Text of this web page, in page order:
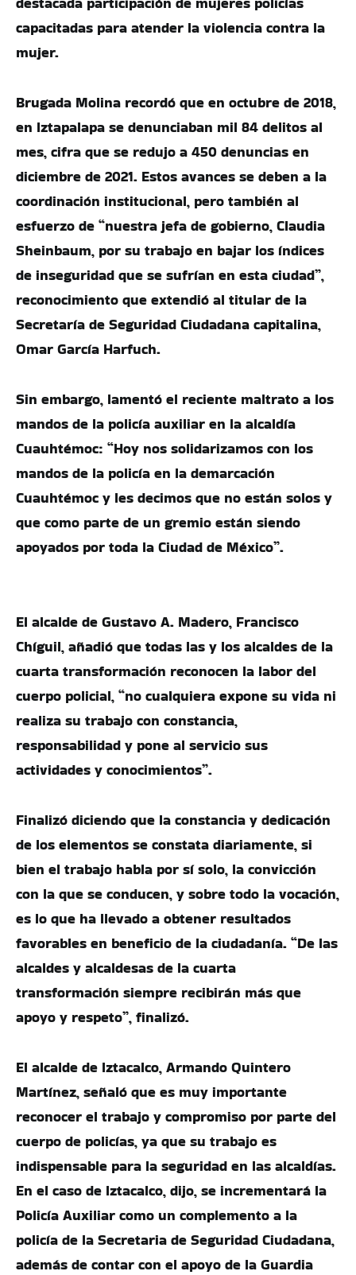
capacitadas para atender la violencia contra la
mujer.
Brugada Molina recordó que en octubre de 2018,
en Iztapalapa se denunciaban mil 84 delitos al
mes, cifra que se redujo a 450 denuncias en
diciembre de 2021. Estos avances se deben a la
coordinación institucional, pero también al
esfuerzo de “nuestra jefa de gobierno, Claudia
Sheinbaum, por su trabajo en bajar los índices
de inseguridad que se sufrían en esta ciudad”,
reconocimiento que extendió al titular de la
Secretaría de Seguridad Ciudadana capitalina,
Omar García Harfuch.
Sin embargo, lamentó el reciente maltrato a los
mandos de la policía auxiliar en la alcaldía
Cuauhtémoc: “Hoy nos solidarizamos con los
mandos de la policía en la demarcación
Cuauhtémoc y les decimos que no están solos y
que como parte de un gremio están siendo
apoyados por toda la Ciudad de México”.
El alcalde de Gustavo A. Madero, Francisco
Chíguil, añadió que todas las y los alcaldes de la
cuarta transformación reconocen la labor del
cuerpo policial, “no cualquiera expone su vida ni
realiza su trabajo con constancia,
responsabilidad y pone al servicio sus
actividades y conocimientos”.
Finalizó diciendo que la constancia y dedicación
de los elementos se constata diariamente, si
bien el trabajo habla por sí solo, la convicción
con la que se conducen, y sobre todo la vocación,
es lo que ha llevado a obtener resultados
favorables en beneficio de la ciudadanía. “De las
alcaldes y alcaldesas de la cuarta
transformación siempre recibirán más que
apoyo y respeto”, finalizó.
El alcalde de Iztacalco, Armando Quintero
Martínez, señaló que es muy importante
reconocer el trabajo y compromiso por parte del
cuerpo de policías, ya que su trabajo es
indispensable para la seguridad en las alcaldías.
En el caso de Iztacalco, dijo, se incrementará la
Policía Auxiliar como un complemento a la
policía de la Secretaria de Seguridad Ciudadana,
además de contar con el apoyo de la Guardia